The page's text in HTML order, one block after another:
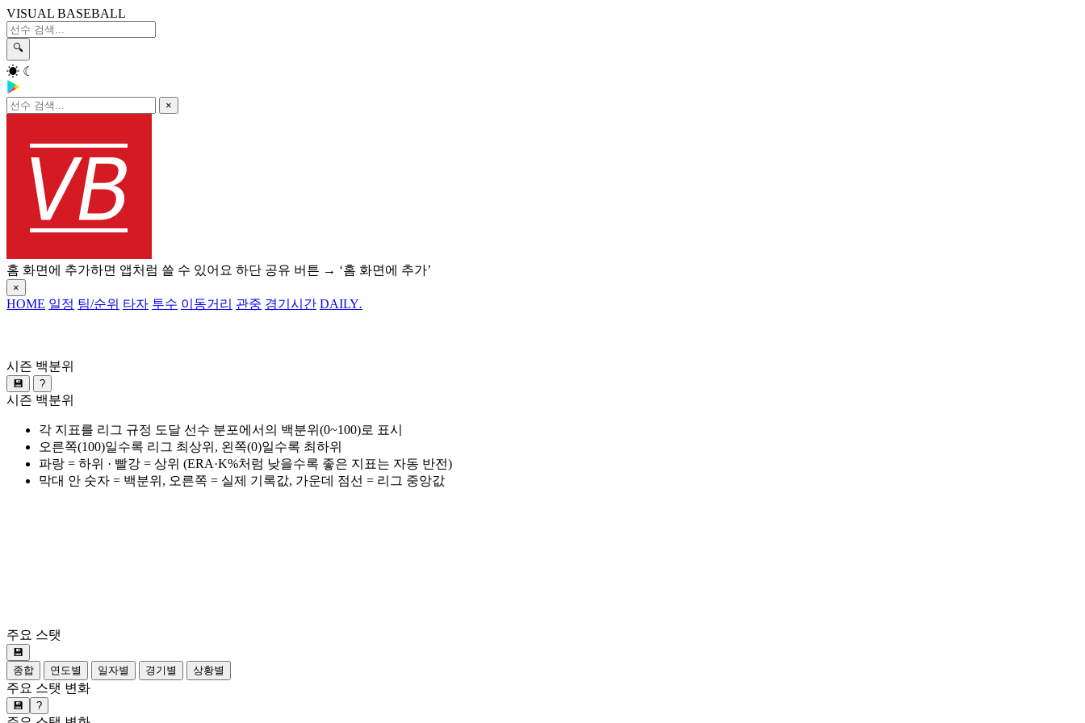
VISUAL BASEBALL
🔍
☀ ☾
×
홈 화면에 추가하면 앱처럼 쓸 수 있어요 하단 공유 버튼 → ‘홈 화면에 추가’
×
HOME 일정 팀/순위 타자 투수 이동거리 관중 경기시간 DAILY.
시즌 백분위
💾 ?
시즌 백분위
각 지표를 리그 규정 도달 선수 분포에서의 백분위(0~100)로 표시
오른쪽(100)일수록 리그 최상위, 왼쪽(0)일수록 최하위
파랑 = 하위 · 빨강 = 상위 (ERA·K%처럼 낮을수록 좋은 지표는 자동 반전)
막대 안 숫자 = 백분위, 오른쪽 = 실제 기록값, 가운데 점선 = 리그 중앙값
주요 스탯
💾
종합
연도별 일자별 경기별 상황별
주요 스탯 변화
💾 ?